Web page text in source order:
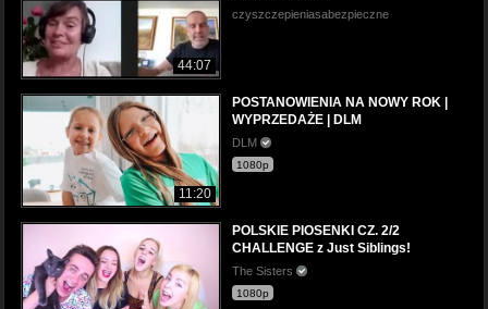
44:07
czyszczepieniasabezpieczne
11:20
POSTANOWIENIA NA NOWY ROK |
WYPRZEDAŻE | DLM
DLM
1080p
POLSKIE PIOSENKI CZ. 2/2
CHALLENGE z Just Siblings!
The Sisters
1080p